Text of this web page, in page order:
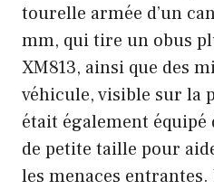
tourelle armée d’un
mm, qui tire un obus
XM813, ainsi que des
véhicule, visible sur la
était également
de petite taille pour
les menaces entrantes.